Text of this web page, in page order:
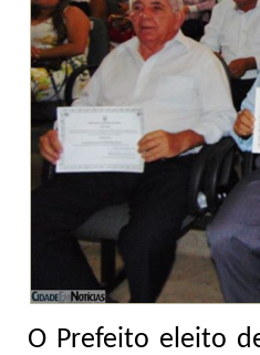
O Prefeito eleito